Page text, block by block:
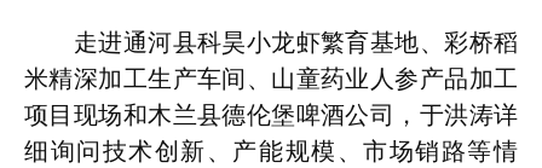
走进通河县科昊小龙虾繁育基地、彩桥稻
米精深加工生产车间、山童药业人参产品加工
项目现场和木兰县德伦堡啤酒公司，于洪涛详
细询问技术创新、产能规模、市场销路等情